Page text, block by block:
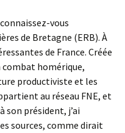
vous
de Bretagne (ERB). À
de France. Créée
combat homérique,
productiviste et les
au réseau FNE, et
son président, j’ai
sources, comme dirait